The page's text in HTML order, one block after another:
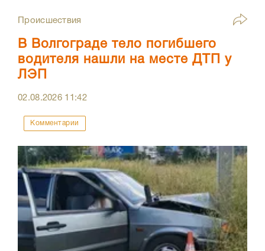
Происшествия
В Волгограде тело погибшего
водителя нашли на месте ДТП у
ЛЭП
02.08.2026 11:42
Комментарии